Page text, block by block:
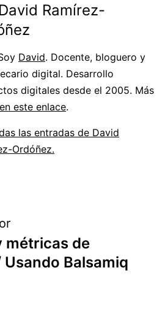
Ramírez-
David. Docente, bloguero y
digital. Desarrollo
digitales desde el 2005. Más
en este enlace.
las entradas de David
Ordóñez.
métricas de
Balsamiq